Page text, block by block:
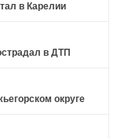
в Карелии
в ДТП
округе